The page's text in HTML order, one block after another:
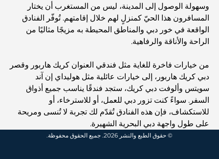
أفضل المنتجعات الشاطئية في دبي لقضاء عطلة فاخرة
أفضل إقامة محلية في دبي: أفضل الفنادق والمنتجعات
أفضل المطاعم لتناول غداء عمل في مركز دبي المالي العالمي
وسهولة الوصول إلى المدينة، ليس من المستغرب أن يختار
المسافرون هذا الحيّ كمنزلٍ لهم خلال إقامتهم. تُوفّر الفنادق
الواقعة في خور دبي والمناطق المحيطة به مزيجًا مثاليًا من
الراحة والأناقة والرفاهية.
من خيارات فاخرة للغاية مثل فندقي العنوان كريك هاربور وقصر
دبي كريك هاربور، إلى خيارات عائلية مثل هوليداي إن آند
سويتس وألوفت دبي كريك، ستجد فندقًا يناسب جميع أذواق
السفر. سواءً كنت تزور دبي للعمل، أو للاسترخاء، أو
للاستكشاف، فإن هذه الفنادق تُقدّم لك تجربة لا تُنسى ومريحة
على طول واجهة دبي البحرية الشهيرة.
© حقوق الطبع والنشر 2026. جميع الحقوق محفوظة.